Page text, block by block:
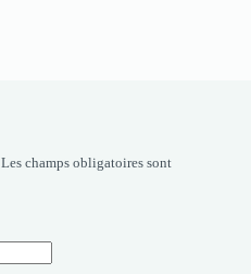
Les champs obligatoires sont